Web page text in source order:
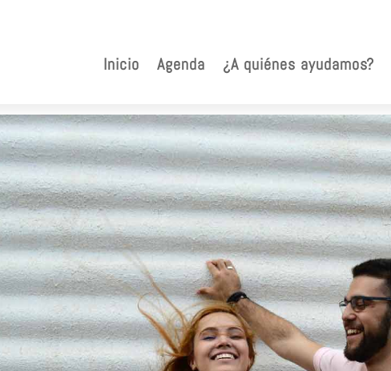
Inicio Agenda ¿A quiénes ayudamos?